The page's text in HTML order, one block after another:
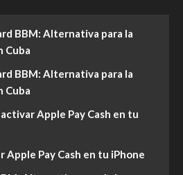
BBM: Alternativa para la
Cuba
BBM: Alternativa para la
Cuba
Apple Pay Cash en tu
Apple Pay Cash en tu iPhone